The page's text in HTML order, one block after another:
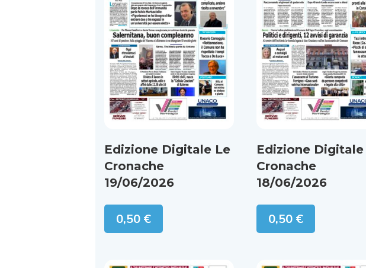
Edizione Digitale Le
Cronache
19/06/2026
0,50 €
Edizione Digitale
Cronache
18/06/2026
0,50 €